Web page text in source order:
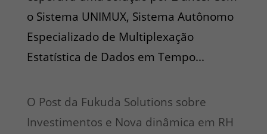
o Sistema UNIMUX, Sistema Autônomo
Especializado de Multiplexação
Estatística de Dados em Tempo...
O Post da Fukuda Solutions sobre
Investimentos e Nova dinâmica em RH